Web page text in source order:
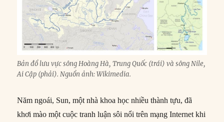
Bản đồ lưu vực sông Hoàng Hà, Trung Quốc (trái) và sông Nile,
Ai Cập (phải). Nguồn ảnh: Wikimedia.
Năm ngoái, Sun, một nhà khoa học nhiều thành tựu, đã
khơi mào một cuộc tranh luận sôi nổi trên mạng Internet khi